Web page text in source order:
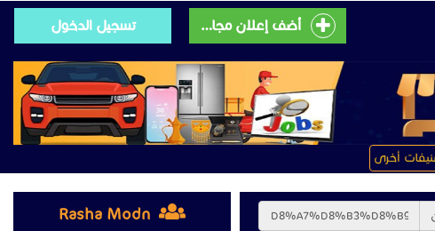
أضف إعلان مجانى تسجيل الدخول
أخرى
Rasha Modn